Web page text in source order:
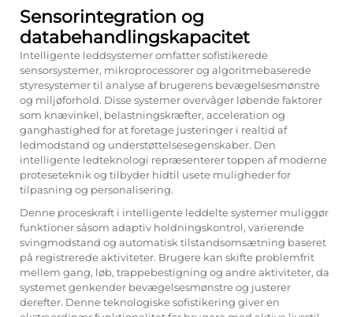
Sensorintegration og
databehandlingskapacitet
Intelligente leddsystemer omfatter sofistikerede
sensorsystemer, mikroprocessorer og algoritmebaserede
styresystemer til analyse af brugerens bevægelsesmønstre
og miljøforhold. Disse systemer overvåger løbende faktorer
som knævinkel, belastningskræfter, acceleration og
ganghastighed for at foretage justeringer i realtid af
ledmodstand og understøttelsesegenskaber. Den
intelligente ledteknologi repræsenterer toppen af moderne
proteseteknik og tilbyder hidtil usete muligheder for
tilpasning og personalisering.
Denne proceskraft i intelligente leddelte systemer muliggør
funktioner såsom adaptiv holdningskontrol, varierende
svingmodstand og automatisk tilstandsomsætning baseret
på registrerede aktiviteter. Brugere kan skifte problemfrit
mellem gang, løb, trappebestigning og andre aktiviteter, da
systemet genkender bevægelsesmønstre og justerer
derefter. Denne teknologiske sofistikering giver en